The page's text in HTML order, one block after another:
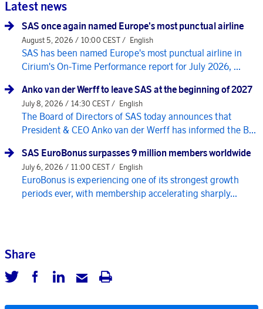
Latest news
SAS once again named Europe's most punctual airline
August 5, 2026 / 10:00 CEST / English
SAS has been named Europe's most punctual airline in
Cirium's On-Time Performance report for July 2026, ...
Anko van der Werff to leave SAS at the beginning of 2027
July 8, 2026 / 14:30 CEST / English
The Board of Directors of SAS today announces that
President & CEO Anko van der Werff has informed the B...
SAS EuroBonus surpasses 9 million members worldwide
July 6, 2026 / 11:00 CEST / English
EuroBonus is experiencing one of its strongest growth
periods ever, with membership accelerating sharply...
Share